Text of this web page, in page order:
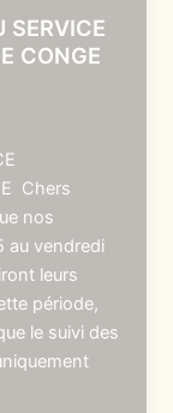
SERVICE
CONGE
Chers
nos
au vendredi
leurs
période,
le suivi des